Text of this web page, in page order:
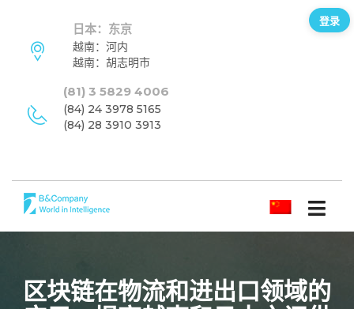
日本：东京
越南：河内
越南：胡志明市
(81) 3 5829 4006
(84) 24 3978 5165
(84) 28 3910 3913
简体中文
区块链在物流和进出口领域的
登录